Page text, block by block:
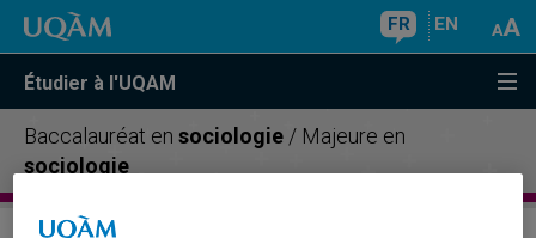
FR EN
Étudier à l'UQAM
Baccalauréat en sociologie / Majeure en
sociologie